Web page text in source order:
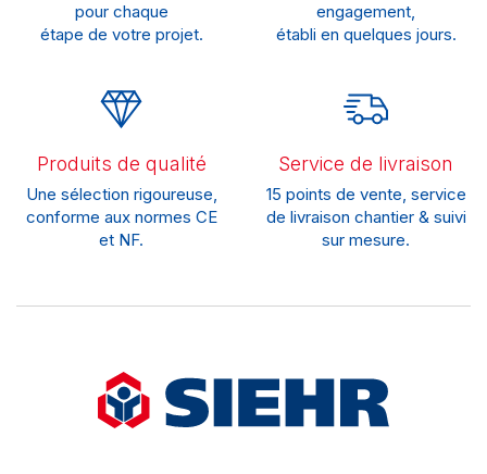
pour chaque
étape de votre projet.
engagement,
établi en quelques jours.
Produits de qualité
Une sélection rigoureuse,
conforme aux normes CE
et NF.
Service de livraison
15 points de vente, service
de livraison chantier & suivi
sur mesure.